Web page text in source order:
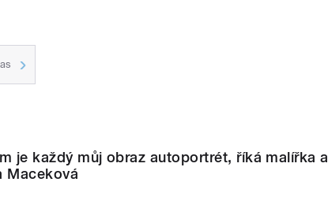
je každý můj obraz autoportrét, říká malířka a
Maceková